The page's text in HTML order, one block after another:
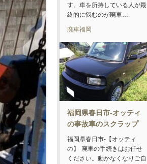
す。車を所持している人が最
終的に悩むのが廃車…
廃車福岡
福岡県春日市-オッティ
の事故車のスクラップ
福岡県春日市-【オッティ
の】-廃車の手続きはお任せ
ください。動かなくなりご自